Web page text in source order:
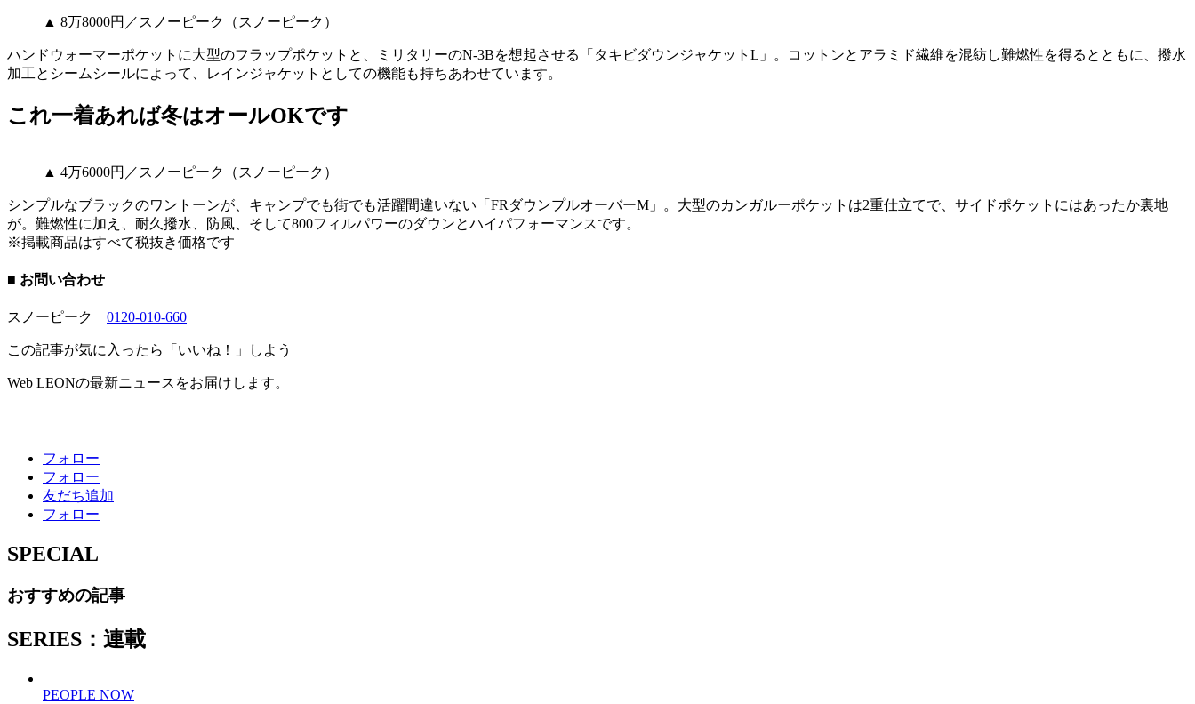
▲ 8万8000円／スノーピーク（スノーピーク）
ハンドウォーマーポケットに大型のフラップポケットと、ミリタリーのN-3Bを想起させる「タキビダウンジャケットL」。コットンとアラミド繊維を混紡し難燃性を得るとともに、撥水
加工とシームシールによって、レインジャケットとしての機能も持ちあわせています。
これ一着あれば冬はオールOKです
▲ 4万6000円／スノーピーク（スノーピーク）
シンプルなブラックのワントーンが、キャンプでも街でも活躍間違いない「FRダウンプルオーバーM」。大型のカンガルーポケットは2重仕立てで、サイドポケットにはあったか裏地
が。難燃性に加え、耐久撥水、防風、そして800フィルパワーのダウンとハイパフォーマンスです。
※掲載商品はすべて税抜き価格です
■ お問い合わせ
スノーピーク 0120-010-660
この記事が気に入ったら「いいね！」しよう
Web LEONの最新ニュースをお届けします。
フォロー
フォロー
友だち追加
フォロー
SPECIAL
おすすめの記事
SERIES：連載
PEOPLE NOW